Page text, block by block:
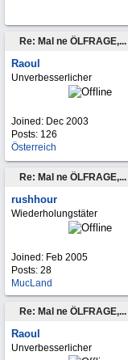
Re: Mal ne ÖLFRAGE,...
Raoul
Unverbesserlicher
Joined: Dec 2003
Posts: 126
Österreich
Re: Mal ne ÖLFRAGE,...
rushhour
Wiederholungstäter
Joined: Feb 2005
Posts: 28
MucLand
Re: Mal ne ÖLFRAGE,...
Raoul
Unverbesserlicher